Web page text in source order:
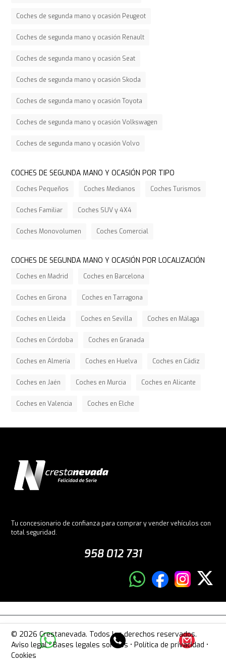
Coches de segunda mano y ocasión Peugeot
Coches de segunda mano y ocasión Renault
Coches de segunda mano y ocasión Seat
Coches de segunda mano y ocasión Skoda
Coches de segunda mano y ocasión Toyota
Coches de segunda mano y ocasión Volkswagen
Coches de segunda mano y ocasión Volvo
COCHES DE SEGUNDA MANO Y OCASIÓN POR TIPO
Coches Pequeños Coches Medianos Coches Turismos
Coches Familiar Coches SUV y 4X4
Coches Monovolumen Coches Comercial
COCHES DE SEGUNDA MANO Y OCASIÓN POR LOCALIZACIÓN
Coches en Madrid Coches en Barcelona
Coches en Girona Coches en Tarragona
Coches en Lleida Coches en Sevilla Coches en Málaga
Coches en Córdoba Coches en Granada
Coches en Almería Coches en Huelva Coches en Cádiz
Coches en Jaén Coches en Murcia Coches en Alicante
Coches en Valencia Coches en Elche
Tu concesionario de confianza para comprar y vender vehículos con
total seguridad.
958 012 731
© 2026 Crestanevada. Todos los derechos reservados.
Aviso legal•Bases legales sorteos •Política de privacidad •
Cookies